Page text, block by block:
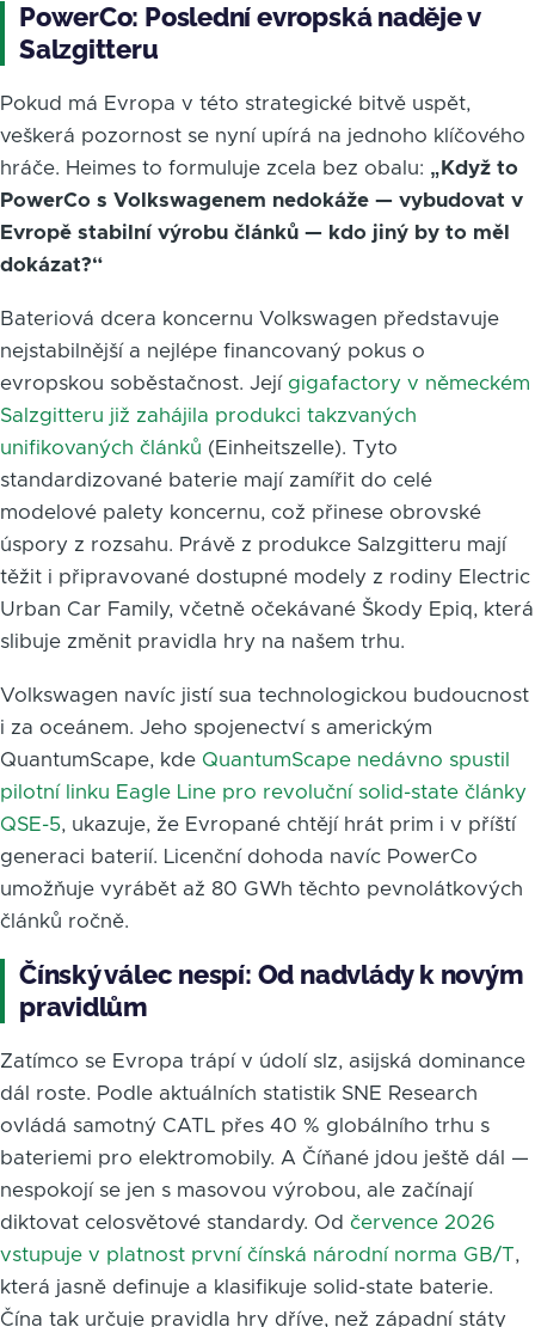
PowerCo: Poslední evropská naděje v
Salzgitteru
Pokud má Evropa v této strategické bitvě uspět,
veškerá pozornost se nyní upírá na jednoho klíčového
hráče. Heimes to formuluje zcela bez obalu: „Když to
PowerCo s Volkswagenem nedokáže — vybudovat v
Evropě stabilní výrobu článků — kdo jiný by to měl
dokázat?“
Bateriová dcera koncernu Volkswagen představuje
nejstabilnější a nejlépe financovaný pokus o
evropskou soběstačnost. Její gigafactory v německém
Salzgitteru již zahájila produkci takzvaných
unifikovaných článků (Einheitszelle). Tyto
standardizované baterie mají zamířit do celé
modelové palety koncernu, což přinese obrovské
úspory z rozsahu. Právě z produkce Salzgitteru mají
těžit i připravované dostupné modely z rodiny Electric
Urban Car Family, včetně očekávané Škody Epiq, která
slibuje změnit pravidla hry na našem trhu.
Volkswagen navíc jistí sua technologickou budoucnost
i za oceánem. Jeho spojenectví s americkým
QuantumScape, kde QuantumScape nedávno spustil
pilotní linku Eagle Line pro revoluční solid-state články
QSE-5, ukazuje, že Evropané chtějí hrát prim i v příští
generaci baterií. Licenční dohoda navíc PowerCo
umožňuje vyrábět až 80 GWh těchto pevnolátkových
článků ročně.
Čínský válec nespí: Od nadvlády k novým
pravidlům
Zatímco se Evropa trápí v údolí slz, asijská dominance
dál roste. Podle aktuálních statistik SNE Research
ovládá samotný CATL přes 40 % globálního trhu s
bateriemi pro elektromobily. A Číňané jdou ještě dál —
nespokojí se jen s masovou výrobou, ale začínají
diktovat celosvětové standardy. Od července 2026
vstupuje v platnost první čínská národní norma GB/T,
která jasně definuje a klasifikuje solid-state baterie.
Čína tak určuje pravidla hry dříve, než západní státy